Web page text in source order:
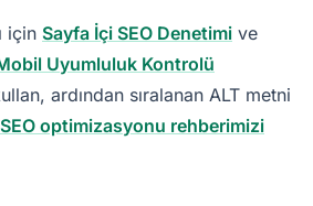
için Sayfa İçi SEO Denetimi ve
Uyumluluk Kontrolü
ardından sıralanan ALT metni
optimizasyonu rehberimizi